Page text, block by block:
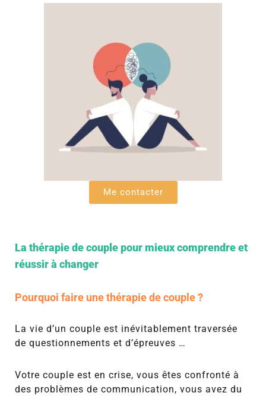
Me contacter
La thérapie de couple pour mieux comprendre et
réussir à changer
Pourquoi faire une thérapie de couple ?
La vie d’un couple est inévitablement traversée
de questionnements et d’épreuves …
Votre couple est en crise, vous êtes confronté à
des problèmes de communication, vous avez du